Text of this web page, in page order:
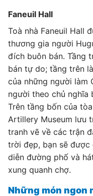
Faneuil Hall
Toà nhà Faneuil Hall
thương gia người
đích buôn bán. Tầng
bán tự do; tầng trên
của những người làm
người theo chủ
Trên tầng bốn của
Artillery Museum lưu
tranh vẽ về các trận
trời đẹp, bạn sẽ được
diễn đường phố và
xung quanh chợ.
Những món ngon